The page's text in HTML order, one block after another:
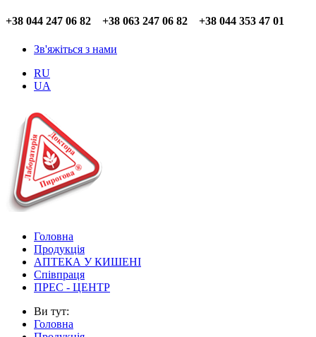
+38 044 247 06 82 +38 063 247 06 82 +38 044 353 47 01
Зв'яжіться з нами
RU
UA
Головна
Продукція
АПТЕКА У КИШЕНІ
Співпраця
ПРЕС - ЦЕНТР
Ви тут:
Головна